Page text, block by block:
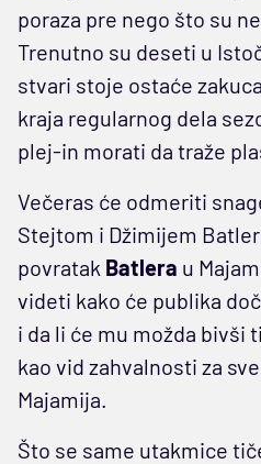
poraza pre nego što su
Trenutno su deseti u
stvari stoje ostaće
kraja regularnog dela
plej-in morati da traže
Večeras će odmeriti
Stejtom i Džimijem
povratak Batlera u
videti kako će publika
i da li će mu možda bivši
kao vid zahvalnosti za
Majamija.
Što se same utakmice